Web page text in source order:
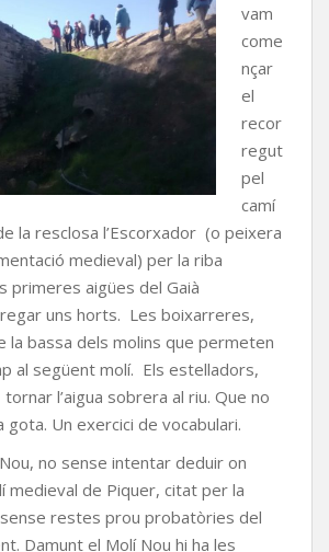
vam
come
nçar
el
recor
regut
pel
camí
la resclosa l’Escorxador (o peixera
medieval) per la riba
primeres aigües del Gaià
uns horts. Les boixarreres,
la bassa dels molins que permeten
al següent molí. Els estelladors,
l’aigua sobrera al riu. Que no
gota. Un exercici de vocabulari.
no sense intentar deduir on
medieval de Piquer, citat per la
restes prou probatòries del
Damunt el Molí Nou hi ha les